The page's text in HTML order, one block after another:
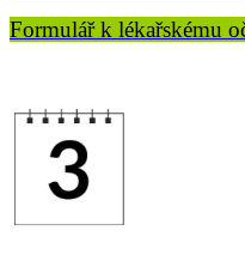
Formulář k lékařskému